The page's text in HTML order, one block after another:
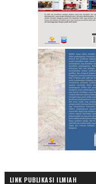
LINK PUBLIKASI ILMIAH